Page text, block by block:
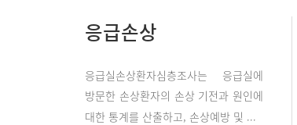
응급손상
응급실손상환자심층조사는 응급실에
방문한 손상환자의 손상 기전과 원인에
대한 통계를 산출하고, 손상예방 및 ...